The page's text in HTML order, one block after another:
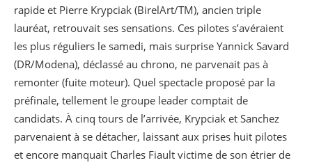
rapide et Pierre Krypciak (BirelArt/TM), ancien triple
lauréat, retrouvait ses sensations. Ces pilotes s’avéraient
les plus réguliers le samedi, mais surprise Yannick Savard
(DR/Modena), déclassé au chrono, ne parvenait pas à
remonter (fuite moteur). Quel spectacle proposé par la
préfinale, tellement le groupe leader comptait de
candidats. À cinq tours de l’arrivée, Krypciak et Sanchez
parvenaient à se détacher, laissant aux prises huit pilotes
et encore manquait Charles Fiault victime de son étrier de